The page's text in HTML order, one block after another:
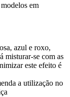
em
azul e roxo,
misturar-se com as
este efeito é
a utilização no